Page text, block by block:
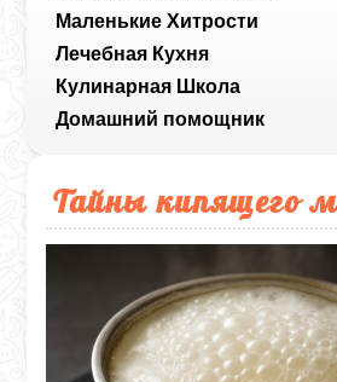
Маленькие Хитрости
Лечебная Кухня
Кулинарная Школа
Домашний помощник
Тайны кипящего